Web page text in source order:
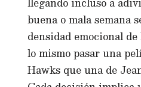
buena o mala semana
densidad emocional
lo mismo pasar una
Hawks que una de